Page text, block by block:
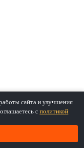
сайта и улучшения
с политикой